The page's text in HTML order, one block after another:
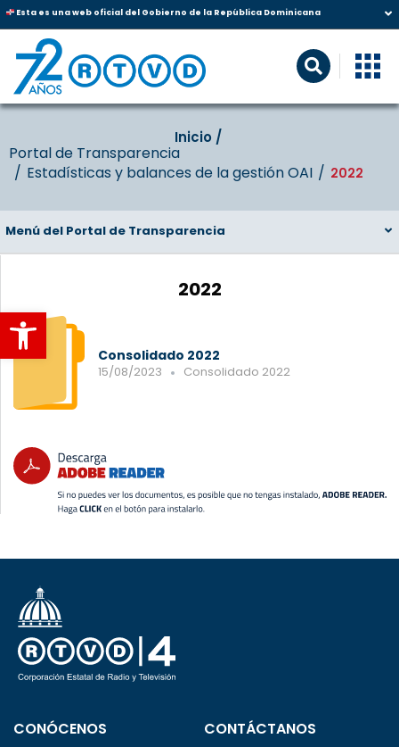
Abrir barra de herramientas
Esta es una web oficial del Gobierno de la República Dominicana
Inicio‎‎ /‎ ‎
Portal de Transparencia
Estadísticas y balances de la gestión OAI
2022
Menú del Portal de Transparencia
2022
Consolidado 2022
15/08/2023 Consolidado 2022
CONÓCENOS CONTÁCTANOS